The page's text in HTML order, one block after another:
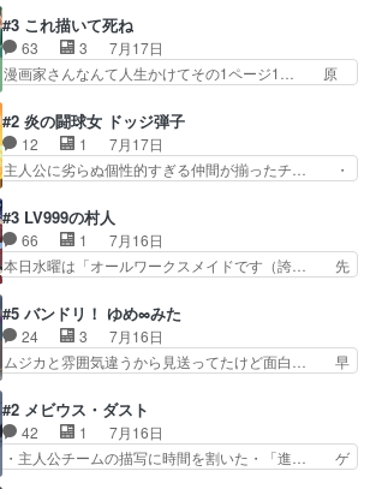
のテンポの良さが光… 呪いの人形ドジっ子すぎる
しかも仲間になる… 呪いの人形がビビっとるぞ。
今回あんまりエ…
いろあったんだな。奥様の心が彼の心を… 政略結
婚による妬みから色んな嫌がらせを受… 【今夜の
アニメAは…】前向き没落令嬢×こ… マウントに
気付かない素直な主人公大丈夫か… もうユリウス
それでいいのか？と思わない… 貴族は階級社会で
大変だ。や、やはり同性に… 第２話をU-NEXTで
視聴しました。視聴…
#3 これ描いて死ね
63 3
7月17日
漫画家さんなんて人生かけてその1ページ1… 原
きで真っ直ぐな主人公と、拗らせに拗ら… にて、
落語部長役で出演させていただきまし… すげえお
もしろかった。アバンの諸星大二郎… ◤￣￣￣￣
￣￣￣￣￣￣￣￣￣￣名場面アイ… メンバーと部
んなジャンル描いてどんどん… 春の南東の空のお
とめ座付近明るい星は20… 明るい現役の青春と
暗い過去の情念とが良い…
#2 炎の闘球女 ドッジ弾子
12 1
7月17日
主人公に劣らぬ個性的すぎる仲間が揃ったチ… ・
登場!因縁のライバル!善の立ち位置で… しょーも
な…こんなもん真面目に見たらバカ… 宿命のライ
バルの襲撃に始まり、燃えるシチ… 早くもライバ
ルチーム。敵もなかなかに個性… があると思った
部も登場し、魅力的なキ… やはり強敵に勝つには
特訓だよ。平仮名で呼… ライバル登場から特訓ま
で異常なテンポと異…
#3 LV999の村人
66 1
7月16日
本日水曜は「オールワークスメイドです（誇… 先
22:59まで！✦キャストサイン入り… 人族と魔族
の融合を目指す浩二…目指すもの… アリスとメノ
ウの話から魔王軍の大規模な宣… 鏡から「アリ
ス、共存の道はやっぱ険しいぜ… 鏡とソフトクリ
浩二の揺るがない信念に思… 鏡さん、活躍する度
に好感度爆上がりですね… ケンタウロス族面白か
ったですね♪タカコち…
#5 バンドリ！ ゆめ∞みた
24 3
7月16日
ムジカと雰囲気違うから見送ってたけど面白… 早
れが偶然イベント会場に居合わせてしま… ビオラ
こいつほんま……残りの2人はビオラ… 見てて興
奮と息苦しさを同時に感じさせるビ… ビオラちゃ
んのお陰であられちゃんと律ちゃ… ・日本語特有
#2 メビウス・ダスト
42 1
7月16日
・主人公チームの描写に時間を割いた・「進… ゲ